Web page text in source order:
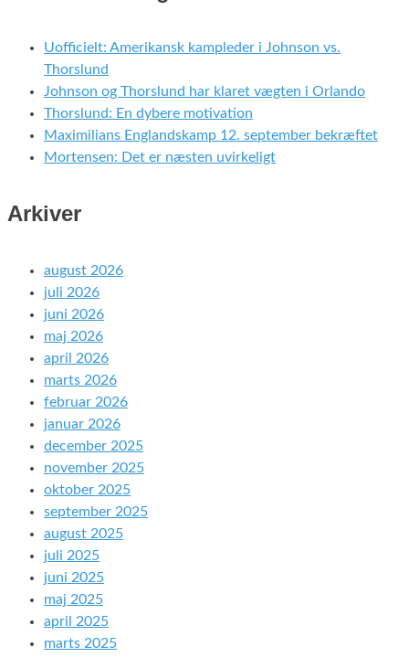
Uofficielt: Amerikansk kampleder i Johnson vs.
Thorslund
Johnson og Thorslund har klaret vægten i Orlando
Thorslund: En dybere motivation
Maximilians Englandskamp 12. september bekræftet
Mortensen: Det er næsten uvirkeligt
Arkiver
august 2026
juli 2026
juni 2026
maj 2026
april 2026
marts 2026
februar 2026
januar 2026
december 2025
november 2025
oktober 2025
september 2025
august 2025
juli 2025
juni 2025
maj 2025
april 2025
marts 2025